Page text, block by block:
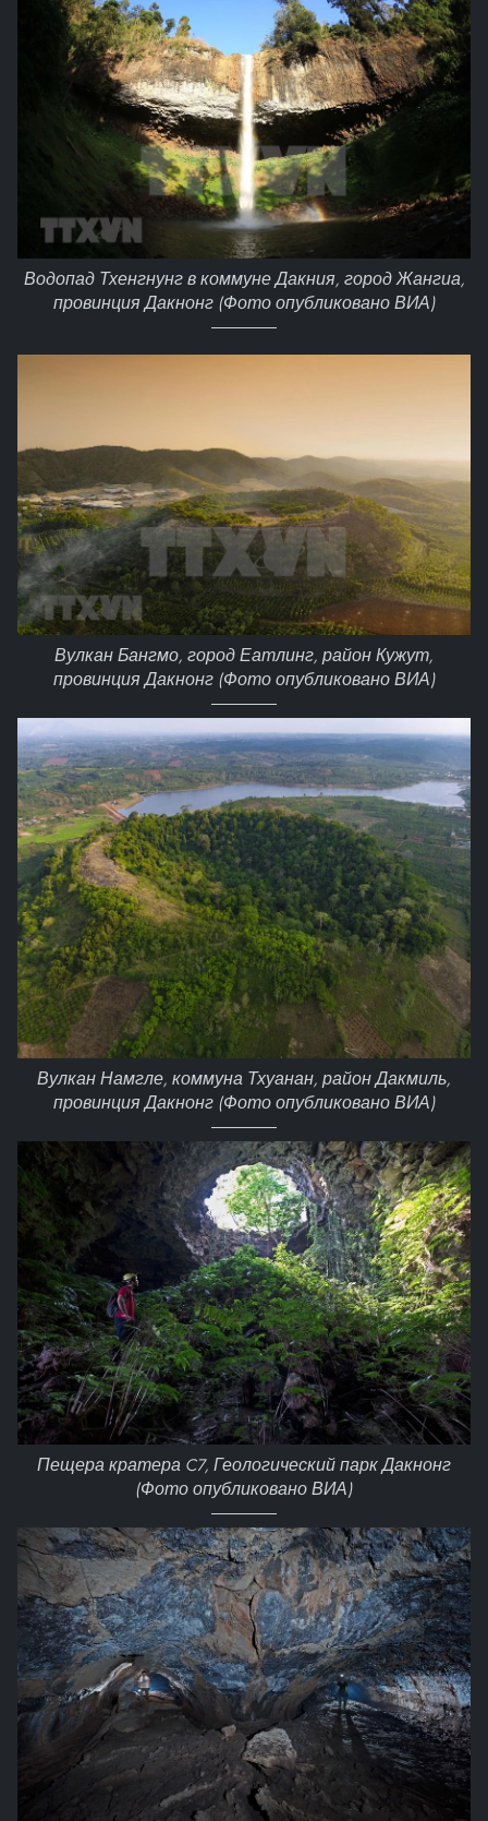
Водопад Тхенгнунг в коммуне Дакния, город Жангиа,
провинция Дакнонг (Фото опубликовано ВИА)
Вулкан Бангмо, город Еатлинг, район Кужут,
провинция Дакнонг (Фото опубликовано ВИА)
Вулкан Намгле, коммуна Тхуанан, район Дакмиль,
провинция Дакнонг (Фото опубликовано ВИА)
Пещера кратера C7, Геологический парк Дакнонг
(Фото опубликовано ВИА)